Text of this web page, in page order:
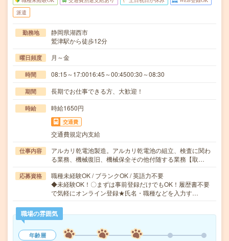
派遣
勤務地
静岡県湖西市
鷲津駅から徒歩12分
曜日頻度 月～金
時間 08:15～17:0016:45～00:4500:30～08:30
期間 長期でお仕事できる方、大歓迎！
時給 時給1650円
交通費
交通費規定内支給
仕事内容
アルカリ乾電池製造。アルカリ乾電池の組立、検査に関わ
る業務、機械復旧、機械保全その他付随する業務【取…
応募資格
職種未経験OK / ブランクOK / 英語力不要
◆未経験OK！〇まずは事前登録だけでもOK！履歴書不要
で気軽にオンライン登録★氏名・職種などを入力す…
職場の雰囲気
年齢層